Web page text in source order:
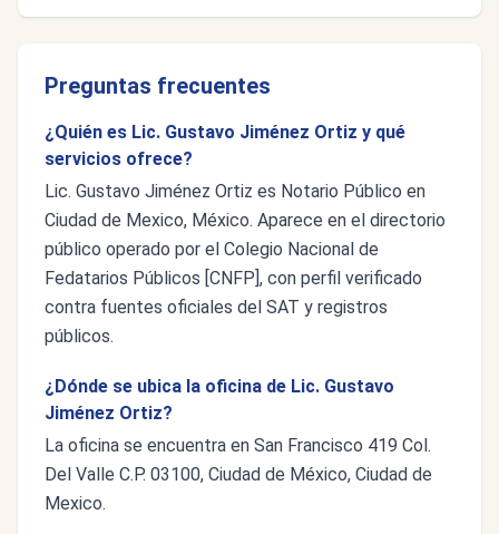
Preguntas frecuentes
¿Quién es Lic. Gustavo Jiménez Ortiz y qué
servicios ofrece?
Lic. Gustavo Jiménez Ortiz es Notario Público en
Ciudad de Mexico, México. Aparece en el directorio
público operado por el Colegio Nacional de
Fedatarios Públicos [CNFP], con perfil verificado
contra fuentes oficiales del SAT y registros
públicos.
¿Dónde se ubica la oficina de Lic. Gustavo
Jiménez Ortiz?
La oficina se encuentra en San Francisco 419 Col.
Del Valle C.P. 03100, Ciudad de México, Ciudad de
Mexico.